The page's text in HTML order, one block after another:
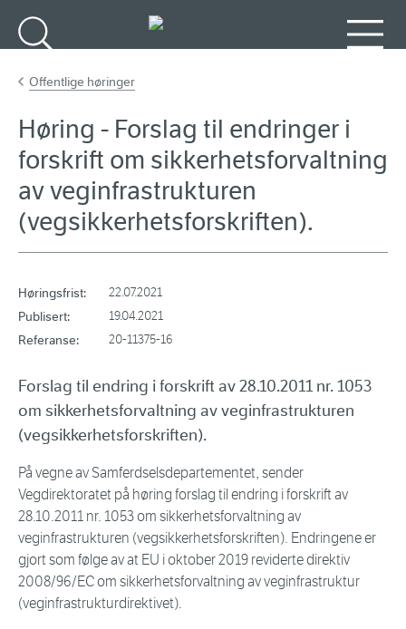
Offentlige høringer
Høring - Forslag til endringer i
forskrift om sikkerhetsforvaltning
av veginfrastrukturen
(vegsikkerhetsforskriften).
Høringsfrist: 22.07.2021
Publisert: 19.04.2021
Referanse: 20-11375-16
Forslag til endring i forskrift av 28.10.2011 nr. 1053
om sikkerhetsforvaltning av veginfrastrukturen
(vegsikkerhetsforskriften).
På vegne av Samferdselsdepartementet, sender
Vegdirektoratet på høring forslag til endring i forskrift av
28.10.2011 nr. 1053 om sikkerhetsforvaltning av
veginfrastrukturen (vegsikkerhetsforskriften). Endringene er
gjort som følge av at EU i oktober 2019 reviderte direktiv
2008/96/EC om sikkerhetsforvaltning av veginfrastruktur
(veginfrastrukturdirektivet).